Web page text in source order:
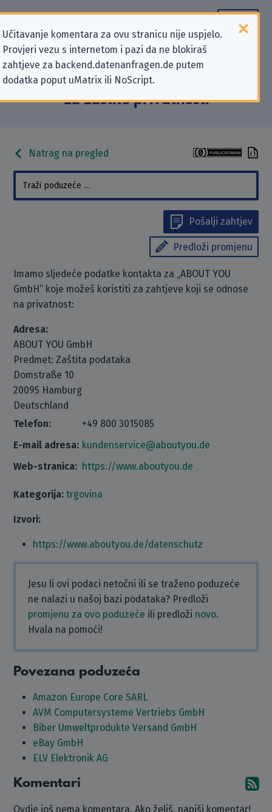
Učitavanje komentara za ovu stranicu nije uspjelo.
Provjeri vezu s internetom i pazi da ne blokiraš
zahtjeve za backend.datenanfragen.de putem
dodatka poput uMatrix ili NoScript.
Podaci kontakta „ABOUT YOU
GmbH” koji se odnose na zahtjeve
za zaštitu privatnosti
Natrag na pregled
Pošalji zahtjev
Predloži promjenu
Imamo sljedeće podatke kontakta za „ABOUT YOU
GmbH“ koje možeš koristiti za zahtjeve koji se odnose
na privatnost:
Adresa:
ABOUT YOU GmbH
Predmet: Zaštita podataka
Domstraße 10
20095 Hamburg
Deutschland
Telefon:
+49 800 3015085
E-mail adresa: kundenservice@aboutyou.de
Web-stranica: https://www.aboutyou.de
Kategorija: trgovina
Izvori:
https://www.aboutyou.de/datenschutz
Jesu li ovi podaci netočni ili se traženo poduzeće
ne nalazi u našoj bazi podataka? Predloži
promjenu za ovo poduzeće ili predloži novo.
Hvala na pomoći!
Povezana poduzeća
Amazon Europe Core SARL
AVM Computersysteme Vertriebs GmbH
Biber Umweltprodukte Versand GmbH
eBay GmbH
ELV Elektronik AG
Komentari
Ovdje još nema komentara. Ako želiš, napiši komentar!